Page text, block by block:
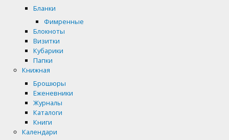
Бланки
Фимренные
Блокноты
Визитки
Кубарики
Папки
Книжная
Брошюры
Еженевники
Журналы
Каталоги
Книги
Календари